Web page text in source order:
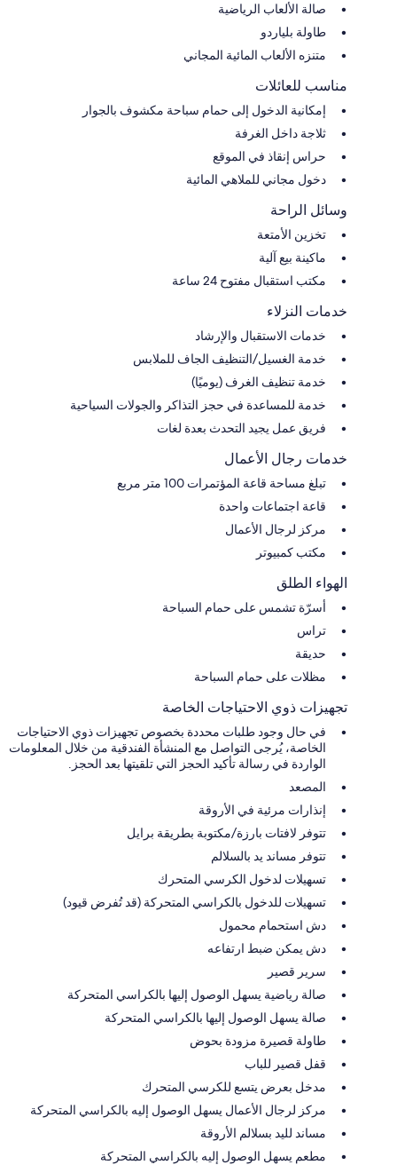
صالة الألعاب الرياضية
طاولة بلياردو
متنزه الألعاب المائية المجاني
مناسب للعائلات
إمكانية الدخول إلى حمام سباحة مكشوف بالجوار
ثلاجة داخل الغرفة
حراس إنقاذ في الموقع
دخول مجاني للملاهي المائية
وسائل الراحة
تخزين الأمتعة
ماكينة بيع آلية
مكتب استقبال مفتوح 24 ساعة
خدمات النزلاء
خدمات الاستقبال والإرشاد
خدمة الغسيل/التنظيف الجاف للملابس
خدمة تنظيف الغرف (يوميًا)
خدمة للمساعدة في حجز التذاكر والجولات السياحية
فريق عمل يجيد التحدث بعدة لغات
خدمات رجال الأعمال
تبلغ مساحة قاعة المؤتمرات 100 متر مربع
قاعة اجتماعات واحدة
مركز لرجال الأعمال
مكتب كمبيوتر
الهواء الطلق
أسرّة تشمس على حمام السباحة
تراس
حديقة
مظلات على حمام السباحة
تجهيزات ذوي الاحتياجات الخاصة
في حال وجود طلبات محددة بخصوص تجهيزات ذوي الاحتياجات
الخاصة، يُرجى التواصل مع المنشأة الفندقية من خلال المعلومات
الواردة في رسالة تأكيد الحجز التي تلقيتها بعد الحجز.
المصعد
إنذارات مرئية في الأروقة
تتوفر لافتات بارزة/مكتوبة بطريقة برايل
تتوفر مساند يد بالسلالم
تسهيلات لدخول الكرسي المتحرك
تسهيلات للدخول بالكراسي المتحركة (قد تُفرض قيود)
دش استحمام محمول
دش يمكن ضبط ارتفاعه
سرير قصير
صالة رياضية يسهل الوصول إليها بالكراسي المتحركة
صالة يسهل الوصول إليها بالكراسي المتحركة
طاولة قصيرة مزودة بحوض
قفل قصير للباب
مدخل بعرض يتسع للكرسي المتحرك
مركز لرجال الأعمال يسهل الوصول إليه بالكراسي المتحركة
مساند لليد بسلالم الأروقة
مطعم يسهل الوصول إليه بالكراسي المتحركة